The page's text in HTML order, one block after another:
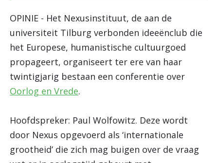
OPINIE - Het Nexusinstituut, de aan de
universiteit Tilburg verbonden ideeënclub die
het Europese, humanistische cultuurgoed
propageert, organiseert ter ere van haar
twintigjarig bestaan een conferentie over
Oorlog en Vrede.
Hoofdspreker: Paul Wolfowitz. Deze wordt
door Nexus opgevoerd als ‘internationale
grootheid’ die zich mag buigen over de vraag